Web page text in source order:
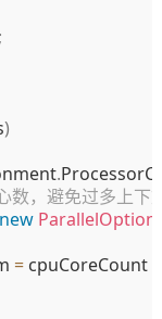
;
)
.
数，避免过多上下
new
= cpuCoreCount